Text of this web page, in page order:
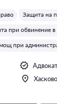
Защита на
при обвинение
при
Хасково